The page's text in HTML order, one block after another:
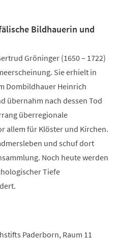
Bildhauerin und
Gröninger (1650 – 1722)
Sie erhielt in
Dombildhauer Heinrich
übernahm nach dessen Tod
überregionale
allem für Klöster und Kirchen.
und schuf dort
Noch heute werden
Tiefe
Paderborn, Raum 11